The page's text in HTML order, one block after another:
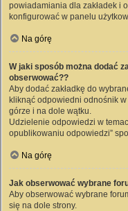
powiadamiania dla zakładek i
konfigurować w panelu
Na górę
W jaki sposób można dodać
obserwować??
Aby dodać zakładkę do
kliknąć odpowiedni odnośnik
górze i na dole wątku.
Udzielenie odpowiedzi w
opublikowaniu odpowiedzi”
Na górę
Jak obserwować wybrane
Aby obserwować wybrane
się na dole strony.